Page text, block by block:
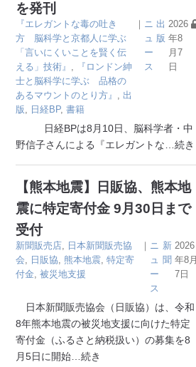
を発刊
『エレガントな毒の吐き
方 脳科学と京都人に学ぶ
「言いにくいことを賢く伝
える」技術』 ,
『ロンドン紳
士と脳科学に学ぶ 品格の
あるマウントのとり方』 , 出
版, 日経BP,書籍
｜ ニ
ュ
ー
ス
出
版
2026
年8
月7
日
日経BPは8月10日、脳科学者・中
野信子さんによる『エレガントな …続き
【熊本地震】日販協、熊本地
震に特定寄付金 9月30日まで
受付
新聞販売店, 日本新聞販売協
会, 日販協, 熊本地震,特定寄
付金,被災地支援
｜ ニ
ュ
ー
ス
新
聞
2026
年8月
7日
日本新聞販売協会（日販協）は、令和
8年熊本地震の被災地支援に向けた特定
寄付金（ふるさと納税扱い）の募集を8
月5日に開始 …続き